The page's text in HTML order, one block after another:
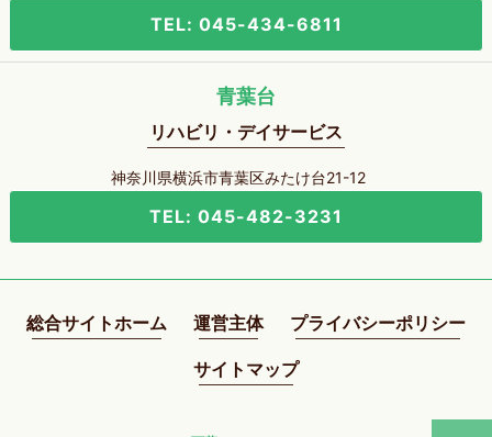
TEL: 045-434-6811
青葉台
リハビリ・デイサービス
神奈川県横浜市青葉区みたけ台21-12
TEL: 045-482-3231
総合サイトホーム 運営主体 プライバシーポリシー
サイトマップ